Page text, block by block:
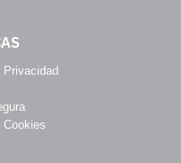
Cookies